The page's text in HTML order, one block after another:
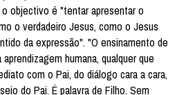
objectivo é "tentar apresentar o
o verdadeiro Jesus, como o Jesus
da expressão". "O ensinamento de
humana, qualquer que
com o Pai, do diálogo cara a cara,
do Pai. É palavra de Filho. Sem